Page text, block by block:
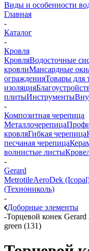
Виды и особенности
Главная
-
Каталог
-
Кровля
КровляВодосточные
кровлиМансардные
огражденияТовары для
изоляция
плитыИнструменты
-
Композитная черепица
Металлочерепица
кровляГибкая черепица
песчаная черепица
волнистые листы
-
Gerard
MetrotileAeroDek
(Технониколь)
-
Доборные элементы
-Торцевой конек
green (131)